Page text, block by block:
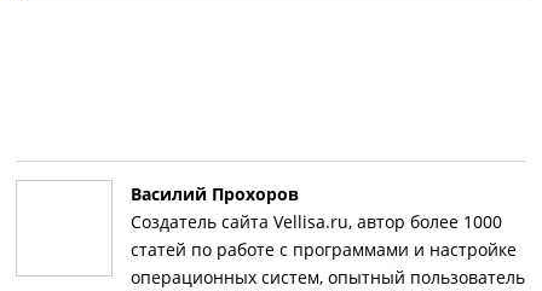
Василий Прохоров
Создатель сайта Vellisa.ru, автор более 1000
статей по работе с программами и настройке
операционных систем, опытный пользователь